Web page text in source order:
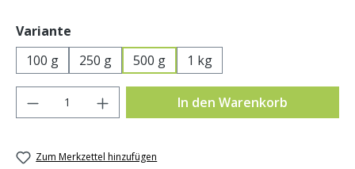
Variante
100 g
250 g 500 g 1 kg
Produkt Anzahl: Gib den gewünschten
In den Warenkorb
Zum Merkzettel hinzufügen